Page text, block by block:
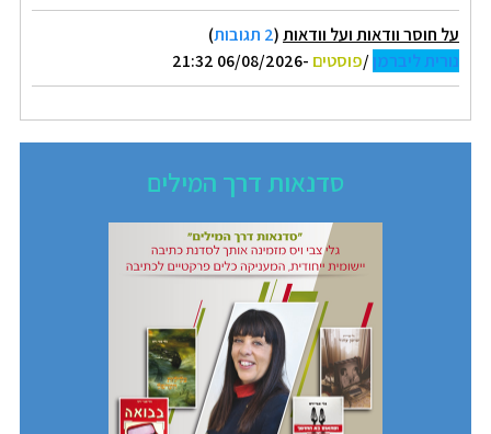
על חוסר וודאות ועל וודאות(2 תגובות
)
נורית ליברמן/פוסטים -06/08/2026 21:32
סדנאות דרך המילים